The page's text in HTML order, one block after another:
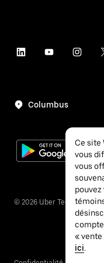
Columbus
© 2026 Uber Technologies
Ce site
vous
vous
compte
« vente
ici.